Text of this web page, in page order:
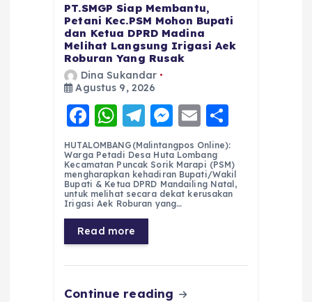
PT.SMGP Siap Membantu,
Petani Kec.PSM Mohon Bupati
dan Ketua DPRD Madina
Melihat Langsung Irigasi Aek
Roburan Yang Rusak
Dina Sukandar
Agustus 9, 2026
F
a
c
e
b
o
o
k
W
h
a
ts
A
p
p
T
el
e
g
r
a
m
M
e
ss
e
n
E
m
ai
l
h
a
re
HUTALOMBANG(Malintangpos Online):
Warga Petadi Desa Huta Lombang
Kecamatan Puncak Sorik Marapi (PSM)
mengharapkan kehadiran Bupati/Wakil
Bupati & Ketua DPRD Mandailing Natal,
untuk melihat secara dekat kerusakan
Irigasi Aek Roburan yang…
Read more
Continue reading